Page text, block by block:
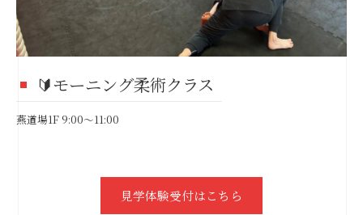
🔰モーニング柔術クラス
燕道場1F 9:00～11:00
見学体験受付はこちら